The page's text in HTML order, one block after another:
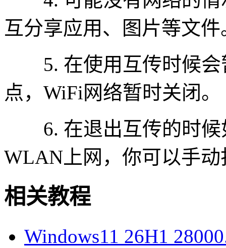
互分享应用、图片等文件
5. 在使用互传时候会
点，WiFi网络暂时关闭。
6. 在退出互传的时候
WLAN上网，你可以手
相关教程
Windows11 26H1